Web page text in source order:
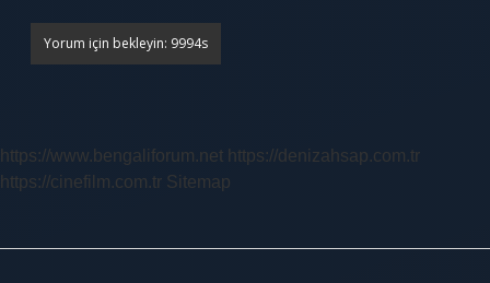
https://www.bengaliforum.net https://denizahsap.com.tr
https://cinefilm.com.tr Sitemap